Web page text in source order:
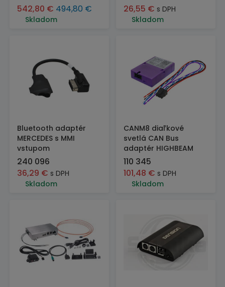
542,80 € 494,80 €
Skladom
26,55 € s DPH
Skladom
Bluetooth adaptér
MERCEDES s MMI
vstupom
240 096
36,29 € s DPH
Skladom
CANM8 diaľkové
svetlá CAN Bus
adaptér HIGHBEAM
110 345
101,48 € s DPH
Skladom